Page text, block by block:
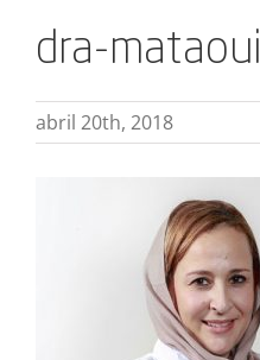
dra-mataoui
abril 20th, 2018